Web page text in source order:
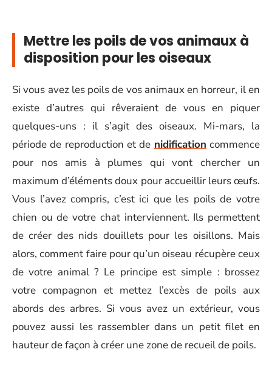
Mettre les poils de vos animaux à
disposition pour les oiseaux
Si vous avez les poils de vos animaux en horreur, il en
existe d’autres qui rêveraient de vous en piquer
quelques-uns : il s’agit des oiseaux. Mi-mars, la
période de reproduction et de nidification commence
pour nos amis à plumes qui vont chercher un
maximum d’éléments doux pour accueillir leurs œufs.
Vous l’avez compris, c’est ici que les poils de votre
chien ou de votre chat interviennent. Ils permettent
de créer des nids douillets pour les oisillons. Mais
alors, comment faire pour qu’un oiseau récupère ceux
de votre animal ? Le principe est simple : brossez
votre compagnon et mettez l’excès de poils aux
abords des arbres. Si vous avez un extérieur, vous
pouvez aussi les rassembler dans un petit filet en
hauteur de façon à créer une zone de recueil de poils.